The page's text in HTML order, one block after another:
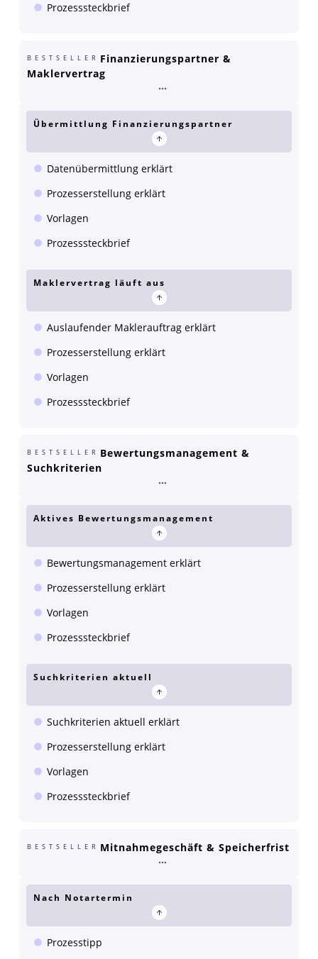
Prozesssteckbrief
BESTSELLER Finanzierungspartner &
Maklervertrag
Übermittlung Finanzierungspartner
Datenübermittlung erklärt
Prozesserstellung erklärt
Vorlagen
Prozesssteckbrief
Maklervertrag läuft aus
Auslaufender Maklerauftrag erklärt
Prozesserstellung erklärt
Vorlagen
Prozesssteckbrief
BESTSELLER Bewertungsmanagement &
Suchkriterien
Aktives Bewertungsmanagement
Bewertungsmanagement erklärt
Prozesserstellung erklärt
Vorlagen
Prozesssteckbrief
Suchkriterien aktuell
Suchkriterien aktuell erklärt
Prozesserstellung erklärt
Vorlagen
Prozesssteckbrief
BESTSELLER Mitnahmegeschäft & Speicherfrist
Nach Notartermin
Prozesstipp